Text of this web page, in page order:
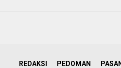
REDAKSI PEDOMAN